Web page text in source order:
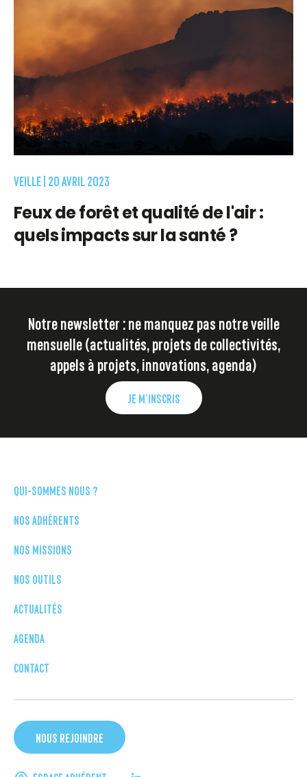
VEILLE | 20 AVRIL 2023
Feux de forêt et qualité de l'air :
quels impacts sur la santé ?
Notre newsletter : ne manquez pas notre veille
mensuelle (actualités, projets de collectivités,
appels à projets, innovations, agenda)
JE M’INSCRIS
QUI-SOMMES NOUS ?
NOS ADHÉRENTS
NOS MISSIONS
NOS OUTILS
ACTUALITÉS
AGENDA
CONTACT
NOUS REJOINDRE